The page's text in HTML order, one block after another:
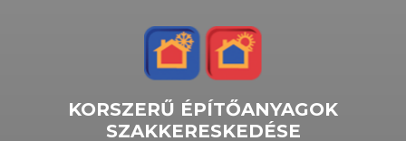
KORSZERŰ ÉPÍTŐANYAGOK
SZAKKERESKEDÉSE